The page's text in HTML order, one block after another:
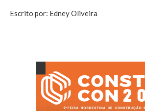
Escrito por: Edney Oliveira